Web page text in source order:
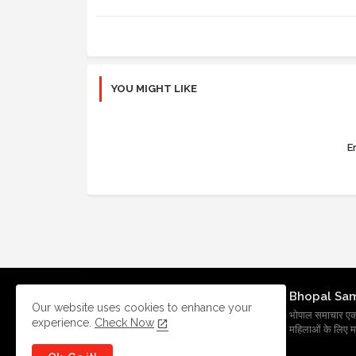
YOU MIGHT LIKE
Bhopal
भोपाल समाचार एक
महिलाओं के लिए
Our website uses cookies to enhance your
experience. Check Now